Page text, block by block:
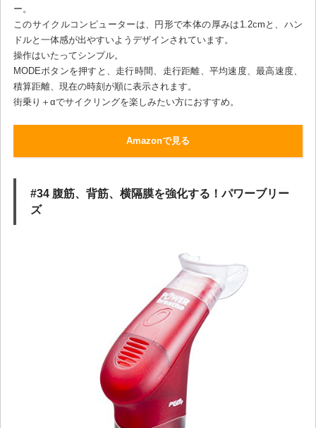
ー。
このサイクルコンピューターは、円形で本体の厚みは1.2cmと、ハン
ドルと一体感が出やすいようデザインされています。
操作はいたってシンプル。
MODEボタンを押すと、走行時間、走行距離、平均速度、最高速度、
積算距離、現在の時刻が順に表示されます。
街乗り＋αでサイクリングを楽しみたい方におすすめ。
Amazonで見る
#34 腹筋、背筋、横隔膜を強化する！パワーブリー
ズ